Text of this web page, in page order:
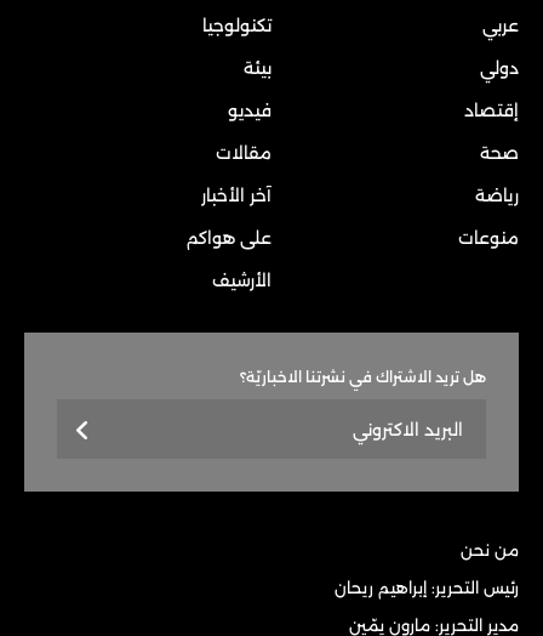
عربي
دولي
إقتصاد
صحة
رياضة
منوعات
تكنولوجيا
بيئة
فيديو
مقالات
آخر الأخبار
على هواكم
الأرشيف
هل تريد الاشتراك في نشرتنا الاخباريّة؟
من نحن
رئيس التحرير: إبراهيم ريحان
مدير التحرير: مارون يمّين